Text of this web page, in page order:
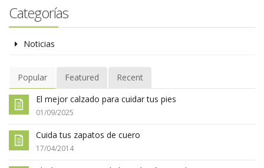
Categorías
Noticias
Popular Featured
Recent
El mejor calzado para cuidar tus pies
01/09/2025
Cuida tus zapatos de cuero
17/04/2014